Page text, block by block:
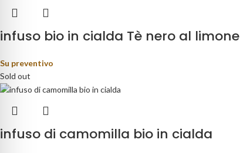
infuso bio in cialda Tè nero al limone
Su preventivo
Sold out
infuso di camomilla bio in cialda